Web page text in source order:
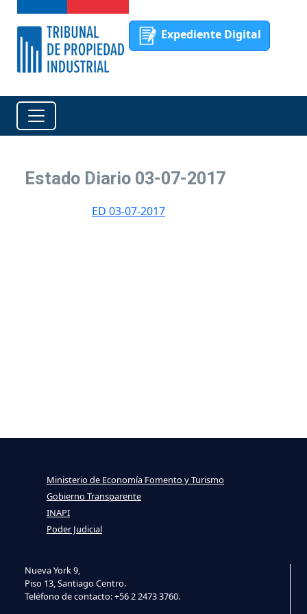
Expediente Digital
Estado Diario 03-07-2017
ED 03-07-2017
Nueva York 9,
Piso 13, Santiago Centro.
Teléfono de contacto: +56 2 2473 3760.
Ministerio de Economía Fomento y Turismo
Gobierno Transparente
INAPI
Poder Judicial